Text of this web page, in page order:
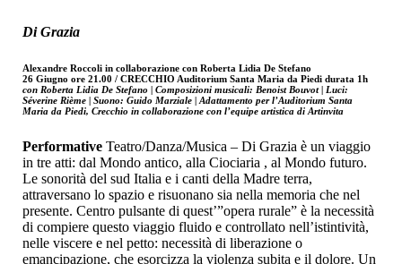
Di Grazia
Alexandre Roccoli in collaborazione con Roberta Lidia De Stefano
26 Giugno ore 21.00 / CRECCHIO Auditorium Santa Maria da Piedidurata 1h
con Roberta Lidia De Stefano | Composizioni musicali: Benoist Bouvot | Luci:
Séverine Rième | Suono: Guido Marziale | Adattamento per l’Auditorium Santa
Maria da Piedi, Crecchio in collaborazione con l’equipe artistica di Artinvita
Performative Teatro/Danza/Musica – Di Grazia è un viaggio
in tre atti: dal Mondo antico, alla Ciociaria , al Mondo futuro.
Le sonorità del sud Italia e i canti della Madre terra,
attraversano lo spazio e risuonano sia nella memoria che nel
presente. Centro pulsante di quest’”opera rurale” è la necessità
di compiere questo viaggio fluido e controllato nell’istintività,
nelle viscere e nel petto: necessità di liberazione o
emancipazione, che esorcizza la violenza subita e il dolore. Un